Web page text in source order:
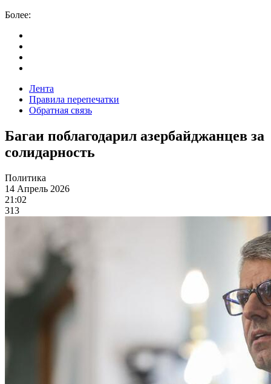
Более:
Лента
Правила перепечатки
Обратная связь
Багаи поблагодарил азербайджанцев за
солидарность
Политика
14 Апрель 2026
21:02
313